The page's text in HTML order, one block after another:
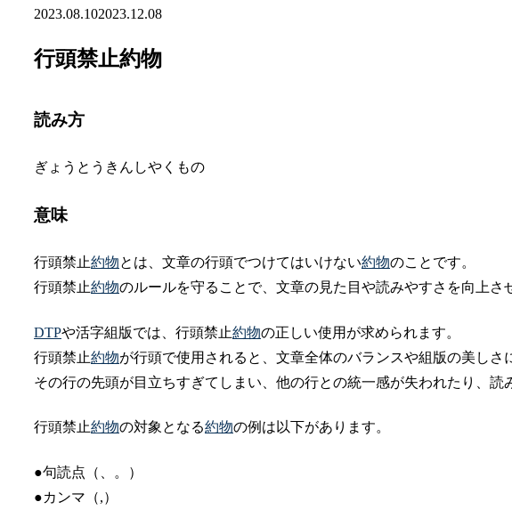
2023.08.102023.12.08
行頭禁止約物
読み方
ぎょうとうきんしやくもの
意味
行頭禁止約物とは、文章の行頭でつけてはいけない約物のことです。
行頭禁止約物のルールを守ることで、文章の見た目や読みやすさを向上さ
DTPや活字組版では、行頭禁止約物の正しい使用が求められます。
行頭禁止約物が行頭で使用されると、文章全体のバランスや組版の美しさ
その行の先頭が目立ちすぎてしまい、他の行との統一感が失われたり、読
行頭禁止約物の対象となる約物の例は以下があります。
●句読点（、。）
●カンマ（,）